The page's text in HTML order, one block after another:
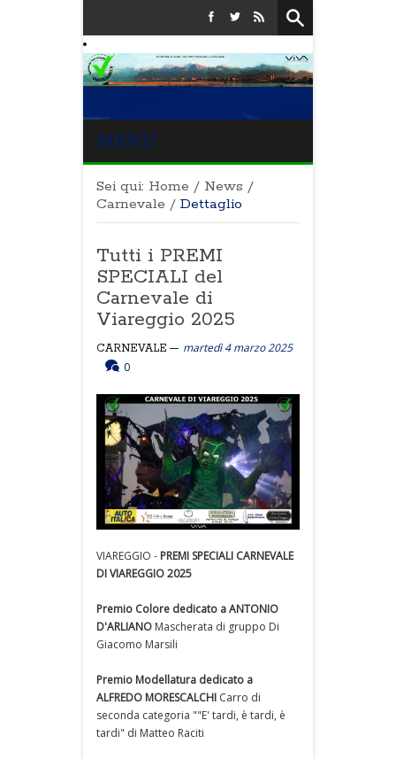
MENU
Sei qui: Home / News /
Carnevale / Dettaglio
Tutti i PREMI
SPECIALI del
Carnevale di
Viareggio 2025
CARNEVALE
martedì 4 marzo 2025
0
VIAREGGIO - PREMI SPECIALI CARNEVALE
DI VIAREGGIO 2025
Premio Colore dedicato a ANTONIO
D'ARLIANO Mascherata di gruppo Di
Giacomo Marsili
Premio Modellatura dedicato a
ALFREDO MORESCALCHI Carro di
seconda categoria ""E' tardi, è tardi, è
tardi" di Matteo Raciti